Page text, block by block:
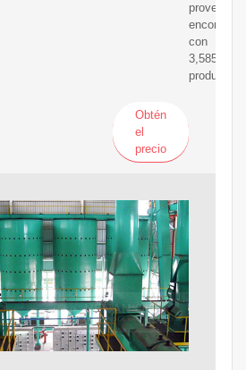
con
3,585
productos
Obtén
el
precio